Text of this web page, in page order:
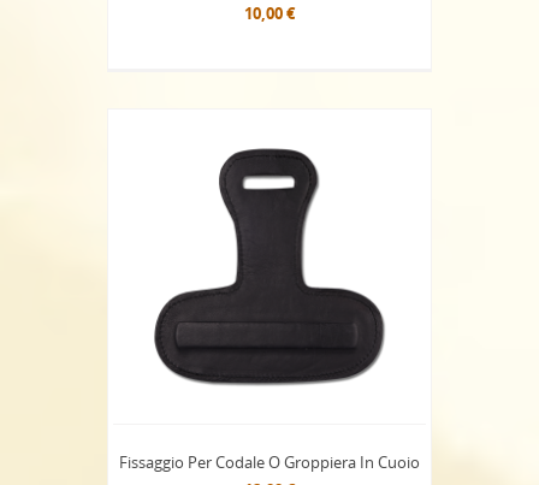
10,00 €
Fissaggio Per Codale O Groppiera In Cuoio